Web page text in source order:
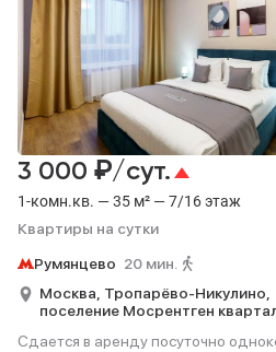
1-комн.кв. — 35 м² — 7/16 этаж
Квартиры на сутки
3 000 ₽/сут.
Румянцево 20 мин.
Москва, Тропарёво-Никулино,
поселение Мосрентген
Сдается в аренду посуточно